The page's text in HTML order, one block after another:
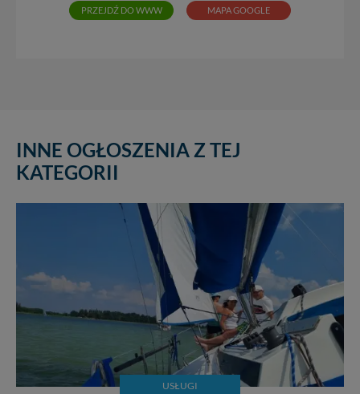
PRZEJDŹ DO WWW MAPA GOOGLE
INNE OGŁOSZENIA Z TEJ
KATEGORII
USŁUGI